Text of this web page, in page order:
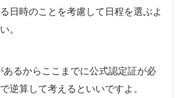
日時のことを考慮して日程を選ぶよ
。
るからここまでに公式認定証が必
逆算して考えるといいですよ。